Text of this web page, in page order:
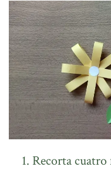
Recorta cuatro